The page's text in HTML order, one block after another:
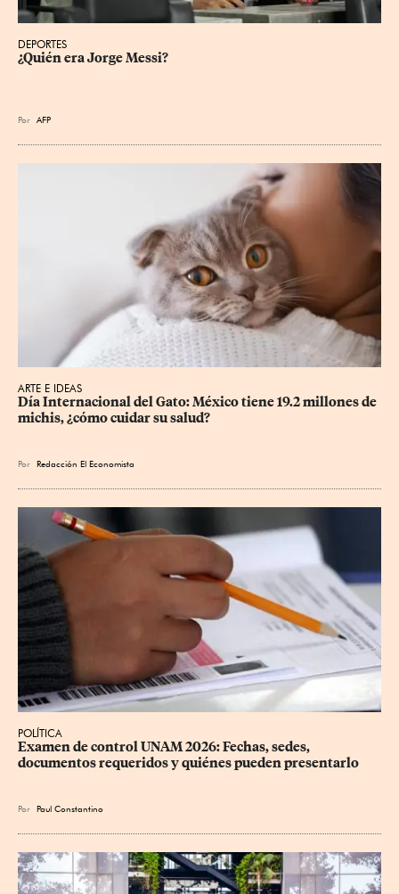
DEPORTES
¿Quién era Jorge Messi?
Por AFP
ARTE E IDEAS
Día Internacional del Gato: México tiene 19.2 millones de
michis, ¿cómo cuidar su salud?
Por Redacción El Economista
POLÍTICA
Examen de control UNAM 2026: Fechas, sedes,
documentos requeridos y quiénes pueden presentarlo
Por Paul Constantino